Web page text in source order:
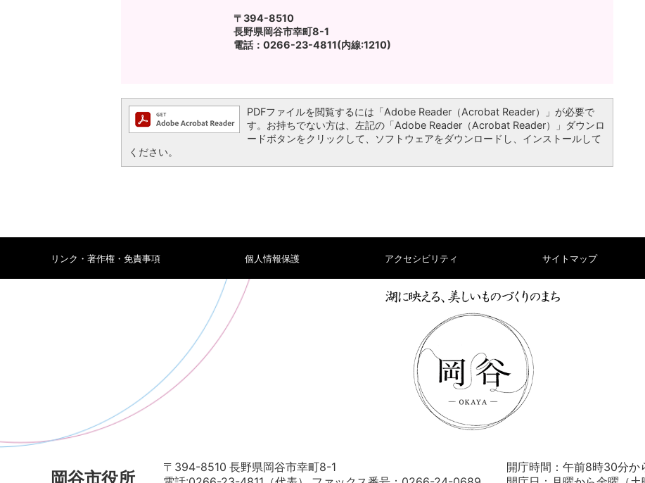
〒394-8510
長野県岡谷市幸町8-1
電話：0266-23-4811(内線:1210)
PDFファイルを閲覧するには「Adobe Reader（Acrobat Reader）」が必要で
す。お持ちでない方は、左記の「Adobe Reader（Acrobat Reader）」ダウンロ
ードボタンをクリックして、ソフトウェアをダウンロードし、インストールして
ください。
リンク・著作権・免責事項 個人情報保護 アクセシビリティ サイトマップ
岡谷市役所
〒394-8510 長野県岡谷市幸町8-1
開庁時間：午前8時30分か